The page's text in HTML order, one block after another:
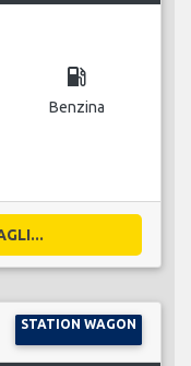
local_gas_station
Benzina
STATION WAGON